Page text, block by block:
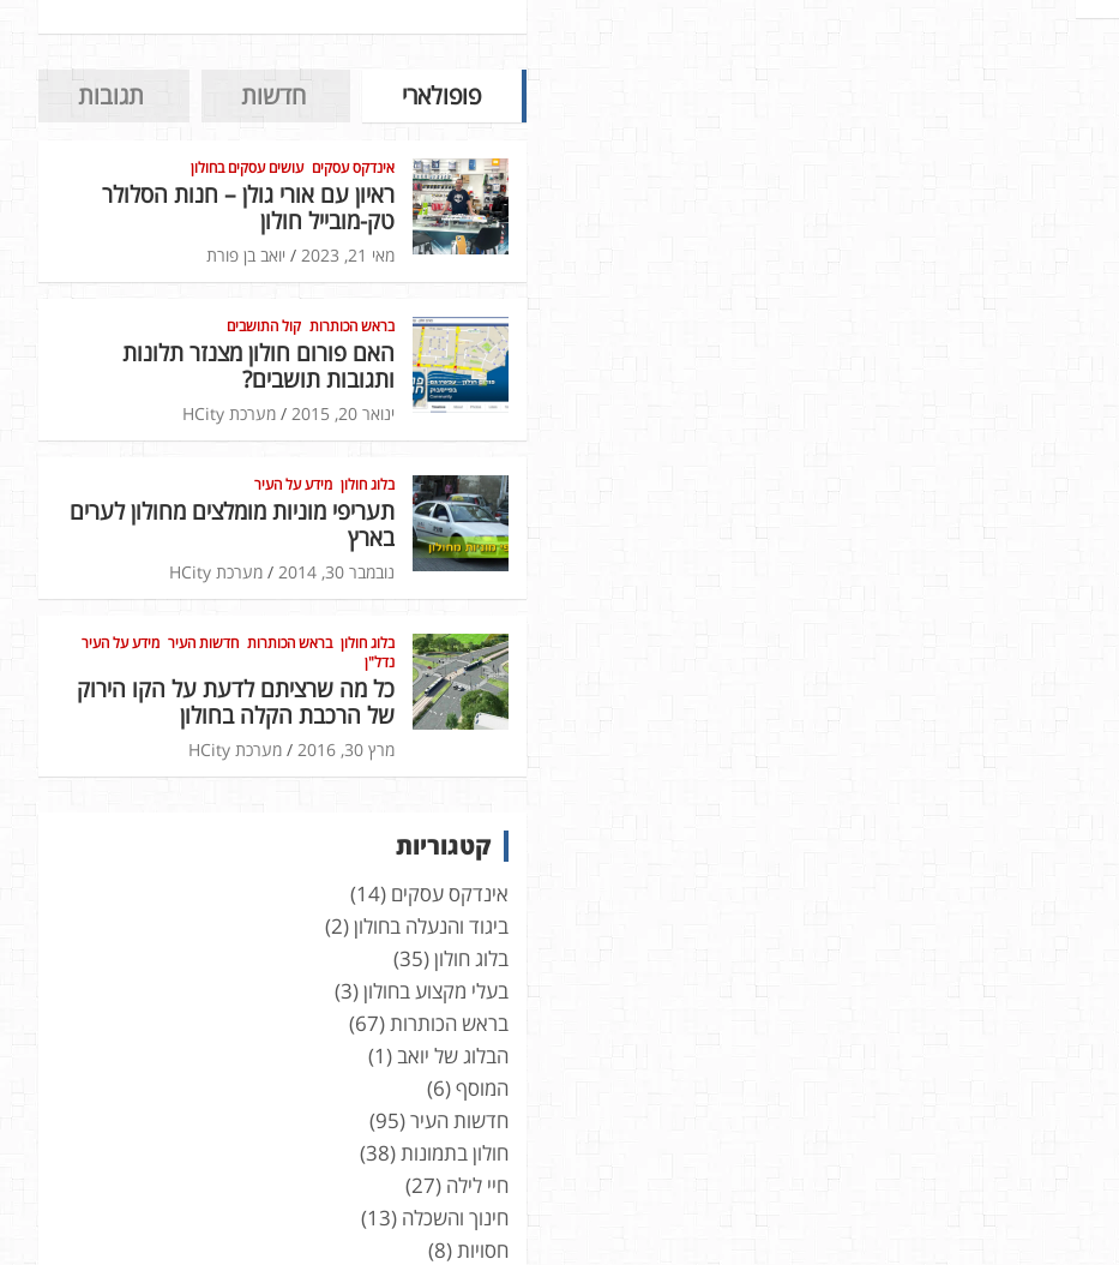
פופולארי חדשות תגובות
אינדקס עסקים עושים עסקים בחולון
ראיון עם אורי גולן – חנות הסלולר
טק-מובייל חולון
מאי 21, 2023 יואב בן פורת
בראש הכותרות קול התושבים
האם פורום חולון מצנזר תלונות
ותגובות תושבים?
ינואר 20, 2015 מערכת HCity
בלוג חולון מידע על העיר
תעריפי מוניות מומלצים מחולון לערים
בארץ
נובמבר 30, 2014 מערכת HCity
בלוג חולון בראש הכותרות חדשות העיר מידע על העיר
נדל"ן
כל מה שרציתם לדעת על הקו הירוק
של הרכבת הקלה בחולון
מרץ 30, 2016 מערכת HCity
קטגוריות
אינדקס עסקים (14)
ביגוד והנעלה בחולון(2)
בלוג חולון(35)
בעלי מקצוע בחולון(3)
בראש הכותרות (67)
הבלוג של יואב (1)
המוסף(6)
חדשות העיר(95)
חולון בתמונות (38)
חיי לילה (27)
חינוך והשכלה (13)
חסויות (8)